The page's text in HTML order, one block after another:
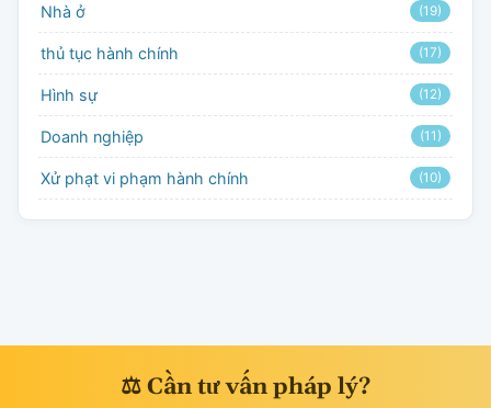
Nhà ở (19)
thủ tục hành chính (17)
Hình sự (12)
Doanh nghiệp (11)
Xử phạt vi phạm hành chính (10)
⚖ Cần tư vấn pháp lý?